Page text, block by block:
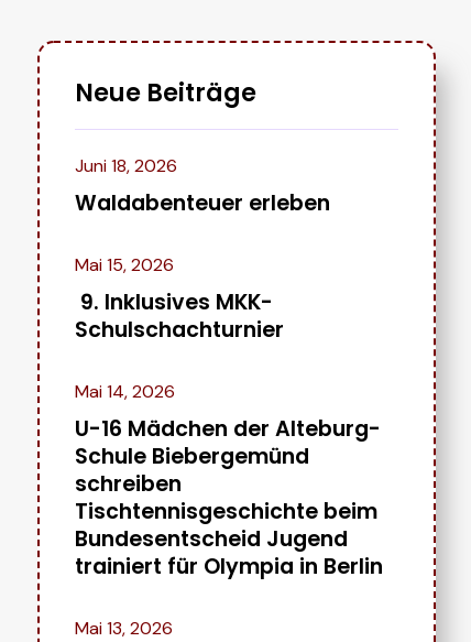
Neue Beiträge
Juni 18, 2026
Waldabenteuer erleben
Mai 15, 2026
9. Inklusives MKK-
Schulschachturnier
Mai 14, 2026
U-16 Mädchen der Alteburg-
Schule Biebergemünd
schreiben
Tischtennisgeschichte beim
Bundesentscheid Jugend
trainiert für Olympia in Berlin
Mai 13, 2026